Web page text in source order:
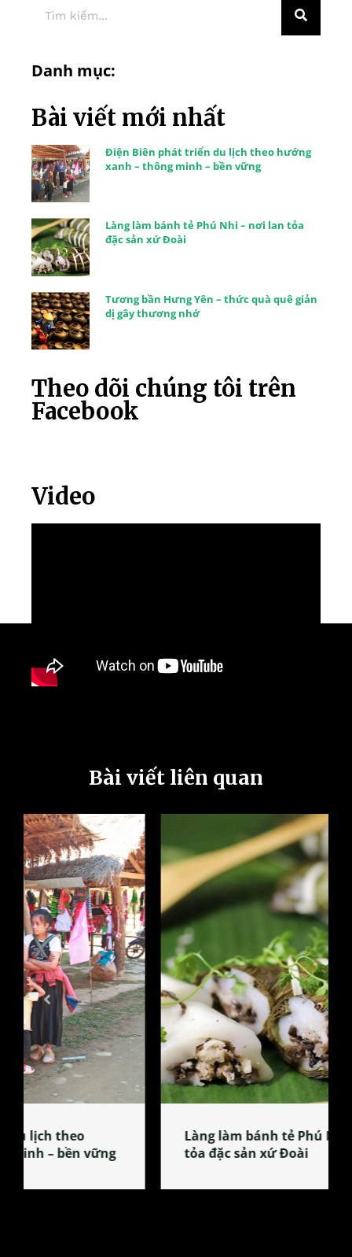
Danh mục:
Bài viết mới nhất
Điện Biên phát triển du lịch theo hướng
xanh – thông minh – bền vững
Làng làm bánh tẻ Phú Nhi – nơi lan tỏa
đặc sản xứ Đoài
Tương bần Hưng Yên – thức quà quê giản
dị gây thương nhớ
Theo dõi chúng tôi trên
Facebook
Video
Bài viết liên quan
Làng làm bánh tẻ Phú Nhi – nơi lan
tỏa đặc sản xứ Đoài